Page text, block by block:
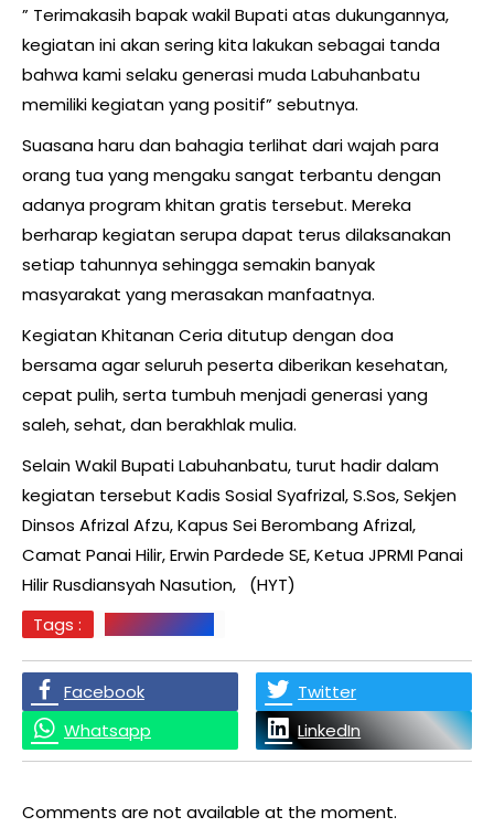
” Terimakasih bapak wakil Bupati atas dukungannya,
kegiatan ini akan sering kita lakukan sebagai tanda
bahwa kami selaku generasi muda Labuhanbatu
memiliki kegiatan yang positif” sebutnya.
Suasana haru dan bahagia terlihat dari wajah para
orang tua yang mengaku sangat terbantu dengan
adanya program khitan gratis tersebut. Mereka
berharap kegiatan serupa dapat terus dilaksanakan
setiap tahunnya sehingga semakin banyak
masyarakat yang merasakan manfaatnya.
Kegiatan Khitanan Ceria ditutup dengan doa
bersama agar seluruh peserta diberikan kesehatan,
cepat pulih, serta tumbuh menjadi generasi yang
saleh, sehat, dan berakhlak mulia.
Selain Wakil Bupati Labuhanbatu, turut hadir dalam
kegiatan tersebut Kadis Sosial Syafrizal, S.Sos, Sekjen
Dinsos Afrizal Afzu, Kapus Sei Berombang Afrizal,
Camat Panai Hilir, Erwin Pardede SE, Ketua JPRMI Panai
Hilir Rusdiansyah Nasution, (HYT)
Tags :
Facebook
Twitter
Whatsapp
LinkedIn
Comments are not available at the moment.